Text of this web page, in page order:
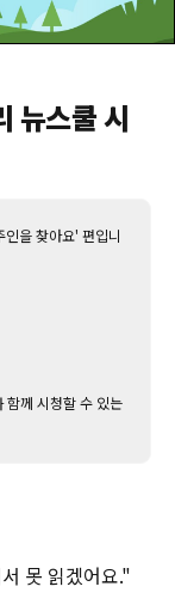
뉴스쿨 시
을 찾아요' 편입니
함께 시청할 수 있는
못 읽겠어요."